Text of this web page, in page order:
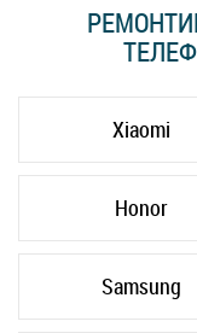
Xiaomi
Honor
Samsung